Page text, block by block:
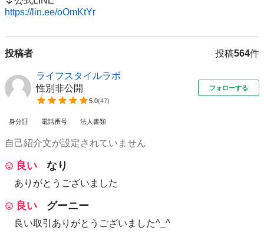
https://lin.ee/oOmKtYr
投稿者 投稿564件
ライフスタイルラボ
性別非公開
5.0(47)
フォローする
身分証 電話番号 法人書類
自己紹介文が設定されていません
良い なり
ありがとうございました
良い グーニー
良い取引ありがとうございました^_^